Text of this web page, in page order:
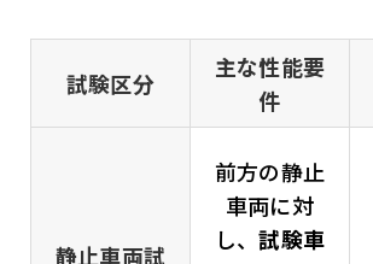
試験区分
主な性能要
件
静止車両試
前方の静止
車両に対
し、試験車